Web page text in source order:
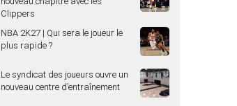
Clippers
NBA 2K27 | Qui sera le joueur le
plus rapide ?
Le syndicat des joueurs ouvre un
nouveau centre d’entraînement